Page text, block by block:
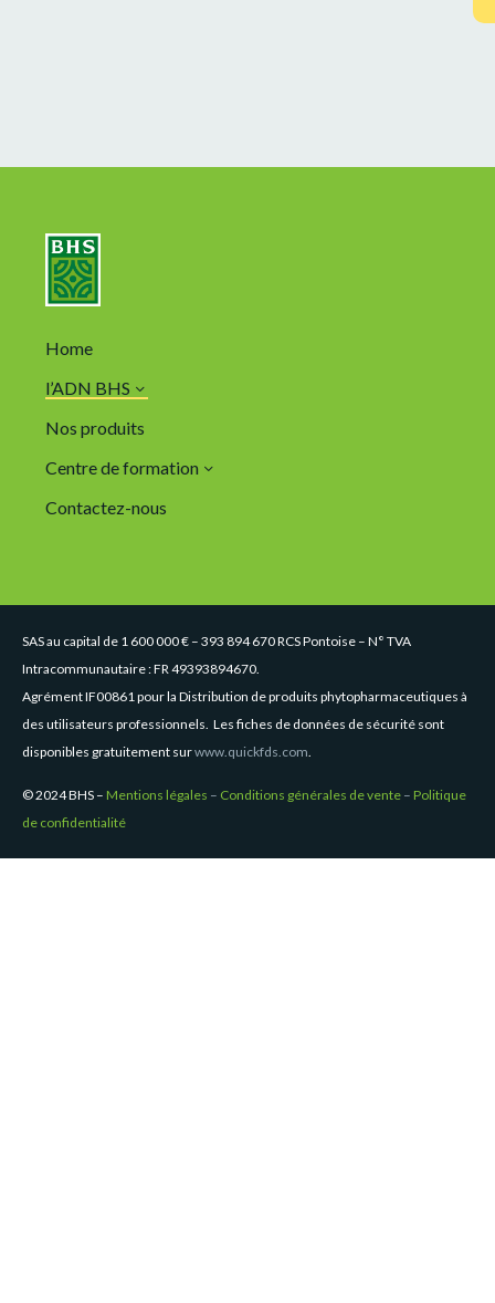
Home
l’ADN BHS
Nos produits
Centre de formation
Contactez-nous
SAS au capital de 1 600 000 € – 393 894 670 RCS Pontoise – N° TVA
Intracommunautaire : FR 49393894670.
Agrément IF00861 pour la Distribution de produits phytopharmaceutiques à
des utilisateurs professionnels. Les fiches de données de sécurité sont
disponibles gratuitement surwww.quickfds.com.
© 2024 BHS – Mentions légales – Conditions générales de vente – Politique
de confidentialité